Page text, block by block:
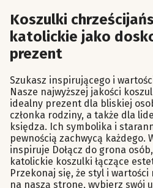
Koszulki
katolickie jako
prezent
Szukasz inspirującego i
Nasze najwyższej jakości
idealny prezent dla bliskiej
członka rodziny, a także dla
księdza. Ich symbolika i
pewnością zachwycą każdego.
inspiruje Dołącz do grona
katolickie koszulki łączące
Przekonaj się, że styl i wartości
na naszą stronę, wybierz swój